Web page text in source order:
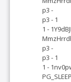
p3 -
p3 - 1
1 -
p3 -
p3 - 1
1 -